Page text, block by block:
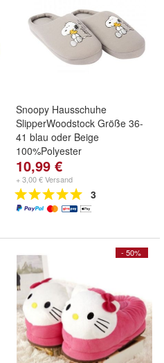
Snoopy Hausschuhe
SlipperWoodstock Größe 36-
41 blau oder Beige
100%Polyester
10,99 €
+ 3,00 € Versand
3
- 50%